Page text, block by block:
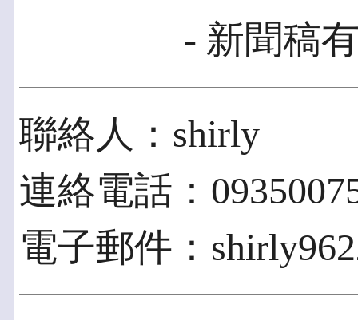
- 新聞稿
聯絡人：shirly
連絡電話：
電子郵件：